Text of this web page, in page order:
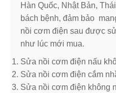
Hàn Quốc, Nhật Bản,
bách bệnh, đảm bảo
nồi cơm điện sau được
như lúc mới mua.
Sửa nồi cơm điện nấu
Sửa nồi cơm điện cắm
Sửa nồi cơm điện không